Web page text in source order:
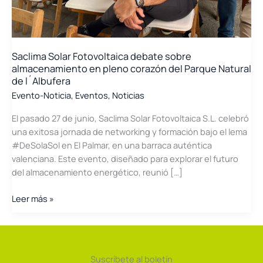
Saclima Solar Fotovoltaica debate sobre
almacenamiento en pleno corazón del Parque Natural
de l´Albufera
Evento-Noticia, Eventos, Noticias
El pasado 27 de junio, Saclima Solar Fotovoltaica S.L. celebró
una exitosa jornada de networking y formación bajo el lema
#DeSolaSol en El Palmar, en una barraca auténtica
valenciana. Este evento, diseñado para explorar el futuro
del almacenamiento energético, reunió […]
Saclima
Fotovoltaica
Leer más »
Suscríbete al boletín